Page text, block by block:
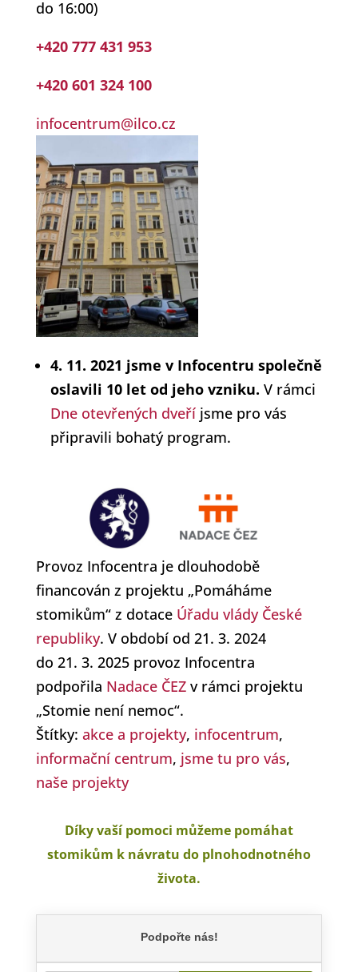
do 16:00)
+420 777 431 953
+420 601 324 100
infocentrum@ilco.cz
4. 11. 2021 jsme v Infocentru společně
oslavili 10 let od jeho vzniku. V rámci
Dne otevřených dveříjsme pro vás
připravili bohatý program.
Provoz Infocentra je dlouhodobě
financován z projektu „Pomáháme
stomikům“ z dotace Úřadu vlády České
republiky. V období od 21. 3. 2024
do 21. 3. 2025 provoz Infocentra
podpořila Nadace ČEZv rámci projektu
„Stomie není nemoc“.
Štítky: akce a projekty, infocentrum,
informační centrum, jsme tu pro vás,
naše projekty
Díky vaší pomoci můžeme pomáhat
stomikům k návratu do plnohodnotného
života.